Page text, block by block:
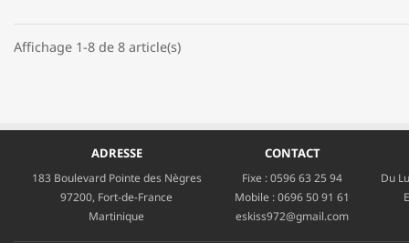
Affichage 1-8 de 8 article(s)
ADRESSE
183 Boulevard Pointe des Nègres
97200, Fort-de-France
Martinique
CONTACT
Fixe :0596 63 25 94
Mobile :0696 50 91 61
eskiss972@gmail.com
Du